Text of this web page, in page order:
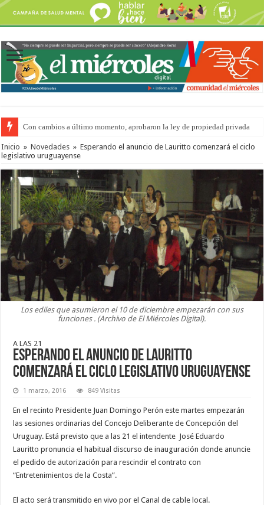
Con cambios a último momento, aprobaron la ley de propiedad privada
Adopción en Entre Ríos: el 35% de los 90 niños, niñas y adolescentes que
Inicio » Novedades » Esperando el anuncio de Lauritto comenzará el ciclo
legislativo uruguayense
Los ediles que asumieron el 10 de diciembre empezarán con sus
funciones . (Archivo de El Miércoles Digital).
A LAS 21
Esperando el anuncio de Lauritto
comenzará el ciclo legislativo uruguayense
1 marzo, 2016 849 Visitas
En el recinto Presidente Juan Domingo Perón este martes empezarán
las sesiones ordinarias del Concejo Deliberante de Concepción del
Uruguay. Está previsto que a las 21 el intendente José Eduardo
Lauritto pronuncia el habitual discurso de inauguración donde anuncie
el pedido de autorización para rescindir el contrato con
“Entretenimientos de la Costa”.
El acto será transmitido en vivo por el Canal de cable local.